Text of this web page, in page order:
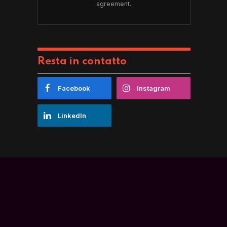
agreement.
Resta in contatto
Facebook Instagram
LinkedIn